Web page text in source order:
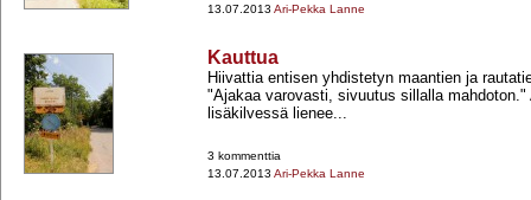
13.07.2013 Ari-Pekka Lanne
Kauttua
Hiivattia entisen yhdistetyn maantien ja
"Ajakaa varovasti, sivuutus sillalla mahdoton."
lisäkilvessä lienee...
3 kommenttia
13.07.2013 Ari-Pekka Lanne